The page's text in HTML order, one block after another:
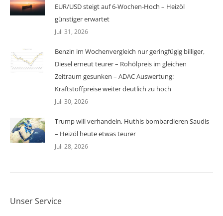
EUR/USD steigt auf 6-Wochen-Hoch – Heizöl
günstiger erwartet
Juli 31, 2026
Benzin im Wochenvergleich nur geringfügig billiger,
Diesel erneut teurer – Rohölpreis im gleichen
Zeitraum gesunken – ADAC Auswertung:
Kraftstoffpreise weiter deutlich zu hoch
Juli 30, 2026
Trump will verhandeln, Huthis bombardieren Saudis
– Heizöl heute etwas teurer
Juli 28, 2026
Unser Service